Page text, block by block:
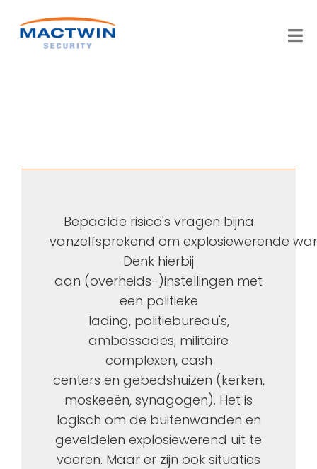
naar
BRANCHES
OVER ONSBepaalde risico's vragen bijna
vanzelfsprekend om explosiewerende
Denk hierbij
aan (overheids-)instellingen met
een politieke
lading, politiebureau's,
ambassades, militaire
complexen, cash
centers en gebedshuizen (kerken,
moskeeën, synagogen). Het is
logisch om de buitenwanden en
geveldelen explosiewerend uit te
voeren. Maar er zijn ook situaties